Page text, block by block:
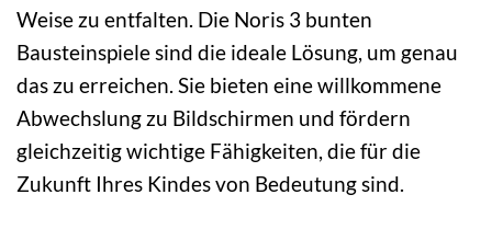
Weise zu entfalten. Die Noris 3 bunten
Bausteinspiele sind die ideale Lösung, um genau
das zu erreichen. Sie bieten eine willkommene
Abwechslung zu Bildschirmen und fördern
gleichzeitig wichtige Fähigkeiten, die für die
Zukunft Ihres Kindes von Bedeutung sind.